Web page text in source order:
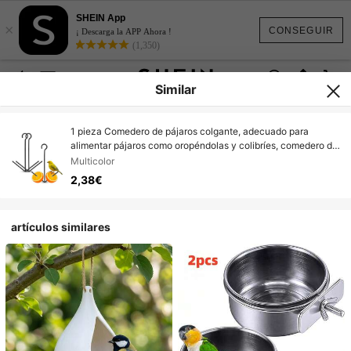
CONSEGUIR
×
SHEIN App
¡ Descarga la APP Ahora !
(1,350)
Similar
1 pieza Comedero de pájaros colgante, adecuado para
alimentar pájaros como oropéndolas y colibríes, comedero de
fruta de color naranja para pájaros, hecho de hierro negro
duradero, para jardín exterior, sin necesidad de electricidad
Multicolor
2,38€
artículos similares